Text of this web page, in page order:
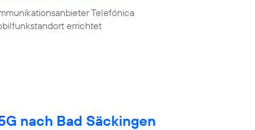
Telefónica
errichtet
nach Bad Säckingen